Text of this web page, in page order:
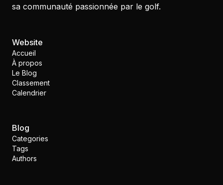
sa communauté passionnée par le golf.
Website
Accueil
À propos
Le Blog
Classement
Calendrier
Blog
Categories
Tags
Authors